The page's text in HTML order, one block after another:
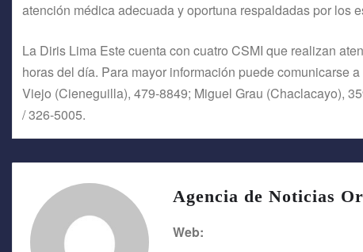
atención médica adecuada y oportuna respaldadas por los
La Diris Lima Este cuenta con cuatro CSMI que realizan
horas del día. Para mayor información puede comunicarse
Viejo (Cieneguilla), 479-8849; Miguel Grau (Chaclacayo),
/ 326-5005.
Agencia de Noticias
Web: